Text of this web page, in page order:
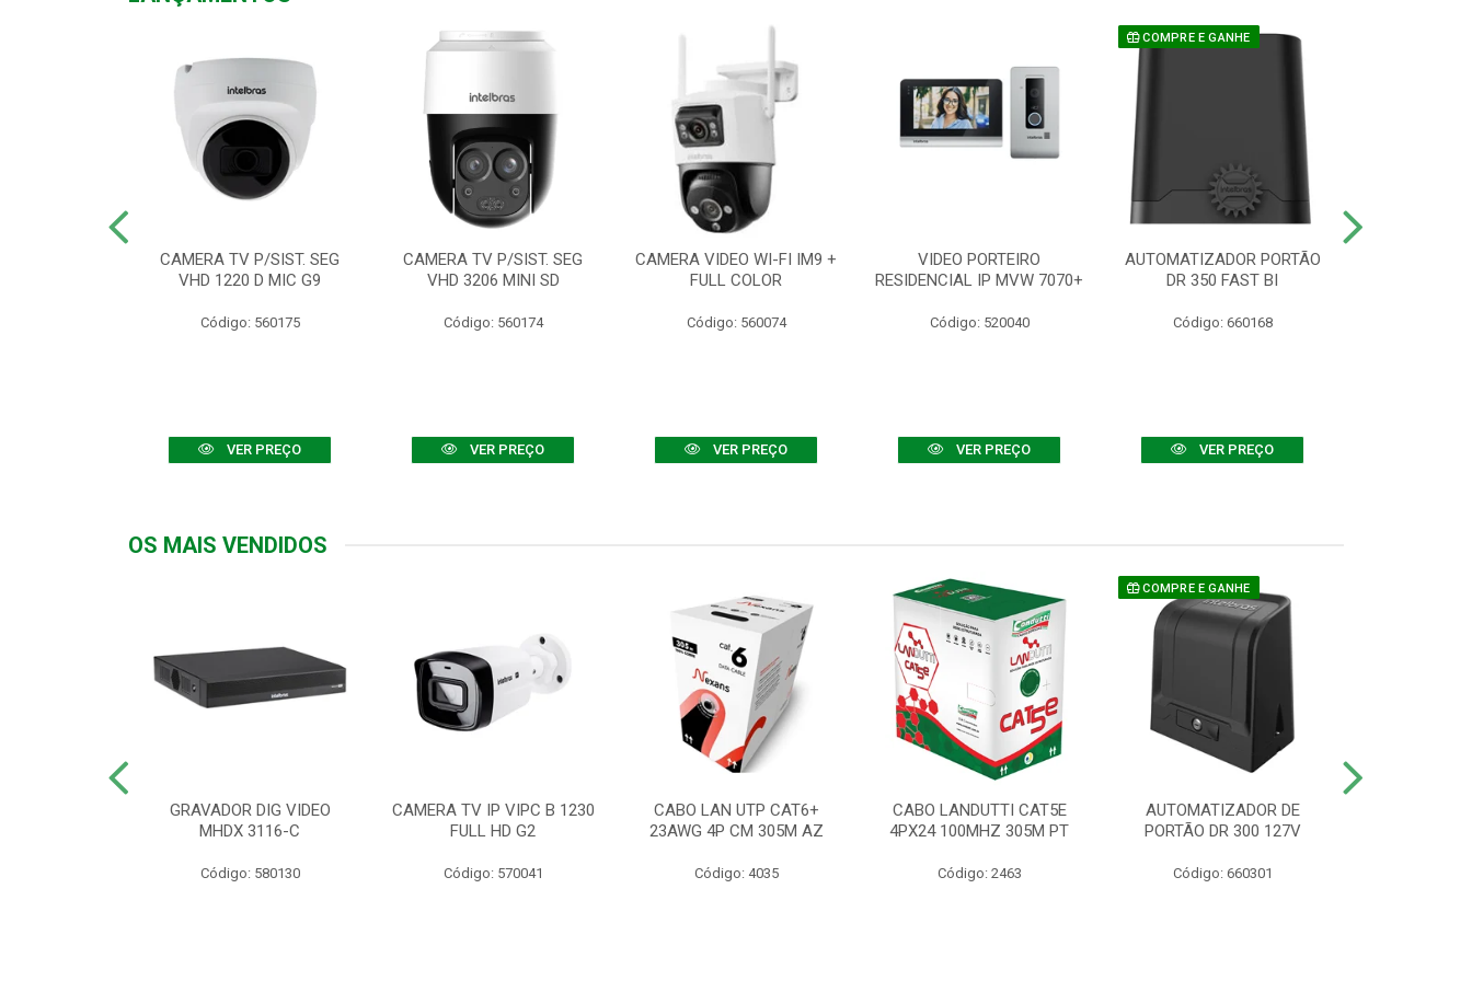
CAMERA TV P/SIST. SEG
VHD 1220 D MIC G9
Código: 560175
VER PREÇO
CAMERA TV P/SIST. SEG
VHD 3206 MINI SD
Código: 560174
VER PREÇO
CAMERA VIDEO WI-FI IM9 +
FULL COLOR
Código: 560074
VER PREÇO
VIDEO PORTEIRO
RESIDENCIAL IP MVW 7070+
Código: 520040
VER PREÇO
COMPRE E GANHE
AUTOMATIZADOR PORTÃO
DR 350 FAST BI
Código: 660168
VER PREÇO
OS MAIS VENDIDOS
GRAVADOR DIG VIDEO
MHDX 3116-C
Código: 580130
CAMERA TV IP VIPC B 1230
FULL HD G2
Código: 570041
CABO LAN UTP CAT6+
23AWG 4P CM 305M AZ
Código: 4035
CABO LANDUTTI CAT5E
4PX24 100MHZ 305M PT
Código: 2463
COMPRE E GANHE
AUTOMATIZADOR DE
PORTÃO DR 300 127V
Código: 660301